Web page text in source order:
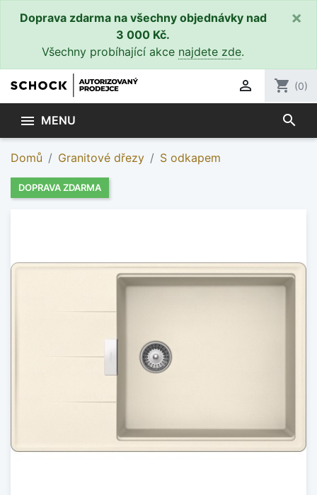
Doprava zdarma na všechny objednávky nad
3 000 Kč.
Všechny probíhající akce najdete zde.
×
 shopping_cart (0)
 MENU search
Domů Granitové dřezy S odkapem
DOPRAVA ZDARMA